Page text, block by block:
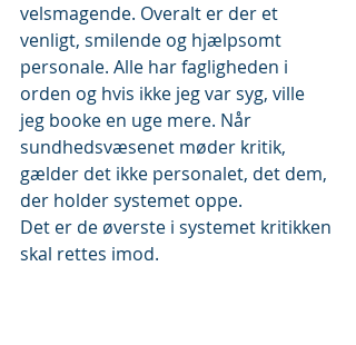
velsmagende. Overalt er der et
venligt, smilende og hjælpsomt
personale. Alle har fagligheden i
orden og hvis ikke jeg var syg, ville
jeg booke en uge mere. Når
sundhedsvæsenet møder kritik,
gælder det ikke personalet, det dem,
der holder systemet oppe.
Det er de øverste i systemet kritikken
skal rettes imod.